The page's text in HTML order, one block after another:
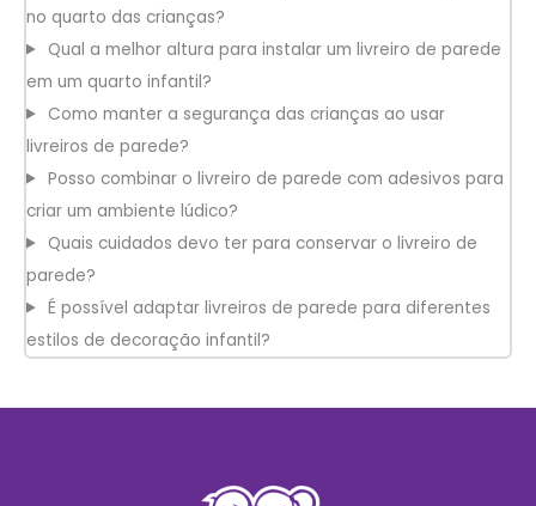
no quarto das crianças?
Qual a melhor altura para instalar um livreiro de parede
em um quarto infantil?
Como manter a segurança das crianças ao usar
livreiros de parede?
Posso combinar o livreiro de parede com adesivos para
criar um ambiente lúdico?
Quais cuidados devo ter para conservar o livreiro de
parede?
É possível adaptar livreiros de parede para diferentes
estilos de decoração infantil?